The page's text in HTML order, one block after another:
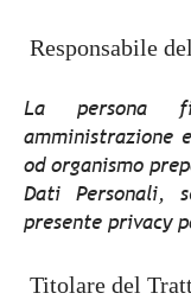
Responsabile
La persona
amministrazione
od organismo
Dati Personali,
presente privacy
Titolare del